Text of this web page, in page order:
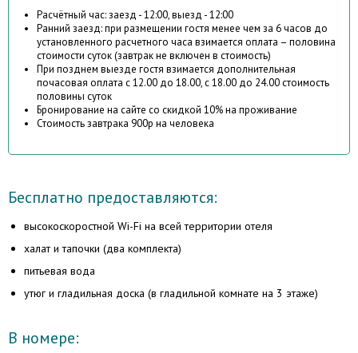
Расчётный час: заезд - 12:00, выезд - 12:00
Ранний заезд: при размещении гостя менее чем за 6 часов до
установленного расчетного часа взимается оплата – половина
стоимости суток (завтрак не включен в стоимость)
При позднем выезде гостя взимается дополнительная
почасовая оплата с 12.00 до 18.00, с 18.00 до 24.00 стоимость
половины суток
Бронирование на сайте со скидкой 10% на проживание
Стоимость завтрака 900р на человека
Бесплатно предоставляются:
высокоскоростной Wi-Fi на всей территории отеля
халат и тапочки (два комплекта)
питьевая вода
утюг и гладильная доска (в гладильной комнате на 3 этаже)
В номере: